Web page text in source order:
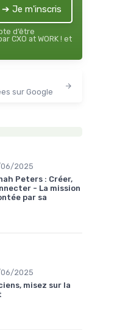
➔ Je m'inscris
d’être
CXO at WORK ! et
sur Google
2025
Peters : Créer,
- La mission
par sa
2025
misez sur la